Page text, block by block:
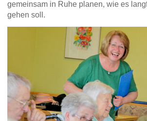
gemeinsam in Ruhe planen, wie es
gehen soll.